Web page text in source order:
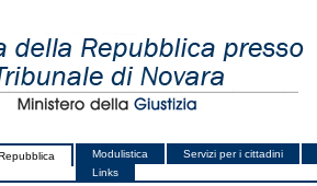
Modulistica
Servizi per i cittadini
Links